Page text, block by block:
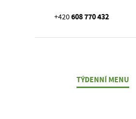
+420608 770 432
TÝDENNÍ MENU